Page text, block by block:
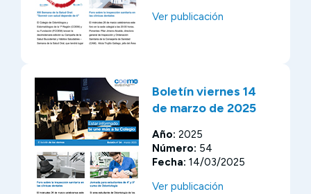
Ver publicación
Boletín viernes 14
de marzo de 2025
Año: 2025
Número: 54
Fecha: 14/03/2025
Ver publicación